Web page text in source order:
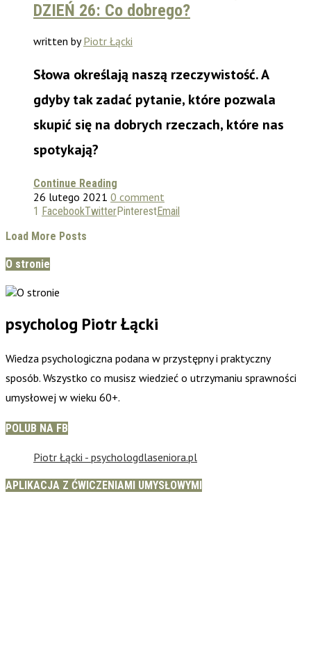
DZIEŃ 26: Co dobrego?
written byPiotr Łącki
Słowa określają naszą rzeczywistość. A
gdyby tak zadać pytanie, które pozwala
skupić się na dobrych rzeczach, które nas
spotykają?
Continue Reading
26 lutego 2021 0 comment
1 FacebookTwitterPinterestEmail
Load More Posts
O stronie
psycholog Piotr Łącki
Wiedza psychologiczna podana w przystępny i praktyczny
sposób. Wszystko co musisz wiedzieć o utrzymaniu sprawności
umysłowej w wieku 60+.
POLUB NA FB
Piotr Łącki - psychologdlaseniora.pl
APLIKACJA Z ĆWICZENIAMI UMYSŁOWYMI